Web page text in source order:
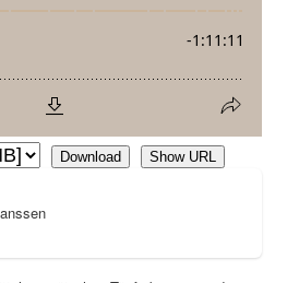
Download Show URL